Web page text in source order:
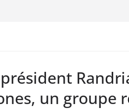
un groupe